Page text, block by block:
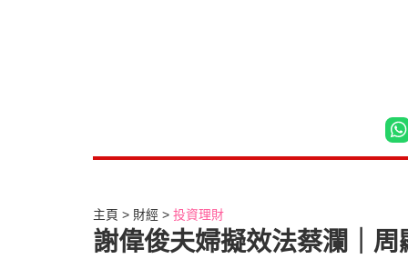
主頁 財經 投資理財
謝偉俊夫婦擬效法蔡瀾｜周